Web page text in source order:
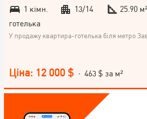
1 кімн.
13/14
25.90 м²
готелька
У продажу квартира-готелька біля метро
Ціна: 12 000 $ · 463 $ за м²